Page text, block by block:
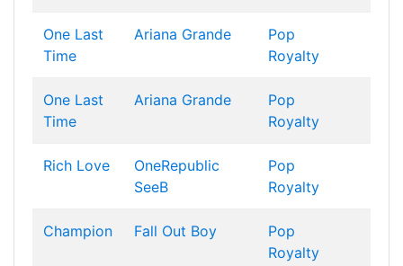
One Last
Time
Ariana Grande
Pop
Royalty
One Last
Time
Ariana Grande
Pop
Royalty
Rich Love
OneRepublic
SeeB
Pop
Royalty
Champion Fall Out Boy
Pop
Royalty